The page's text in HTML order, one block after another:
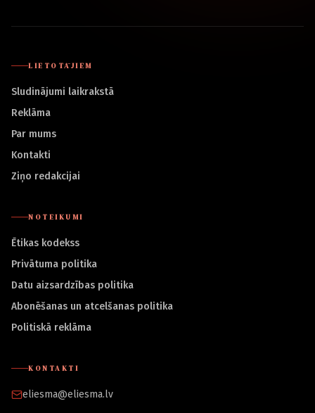
LIETOTĀJIEM
Sludinājumi laikrakstā
Reklāma
Par mums
Kontakti
Ziņo redakcijai
NOTEIKUMI
Ētikas kodekss
Privātuma politika
Datu aizsardzības politika
Abonēšanas un atcelšanas politika
Politiskā reklāma
KONTAKTI
eliesma@eliesma.lv